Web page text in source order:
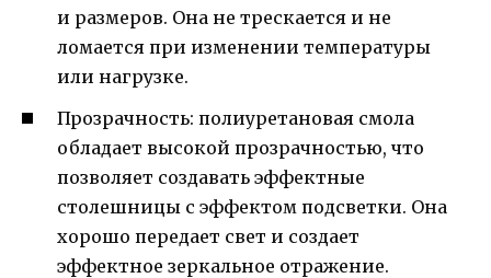
и размеров. Она не трескается и не
ломается при изменении температуры
или нагрузке.
Прозрачность: полиуретановая смола
обладает высокой прозрачностью, что
позволяет создавать эффектные
столешницы с эффектом подсветки. Она
хорошо передает свет и создает
эффектное зеркальное отражение.